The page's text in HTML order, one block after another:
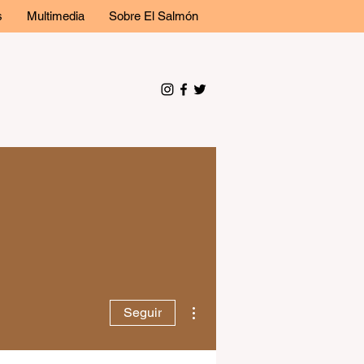
Multimedia Sobre El Salmón
Seguir